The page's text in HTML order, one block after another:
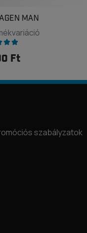
MAN
Ft
szabályzatok